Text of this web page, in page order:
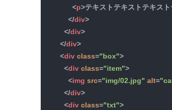
<p>テキストテキストテキス
</div>
</div>
</div>
<div class="box">
<div class="item">
<img src="img/02.jpg" alt=
</div>
<div class="txt">